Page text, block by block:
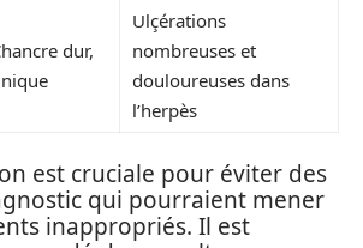
dur,
Ulçérations
nombreuses et
douloureuses dans
l’herpès
est cruciale pour éviter des
qui pourraient mener
inappropriés. Il est